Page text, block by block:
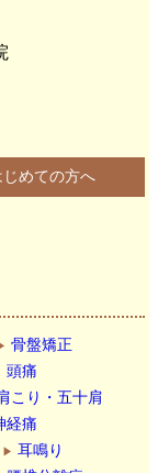
じめての方へ
骨盤矯正
頭痛
こり・五十肩
経痛
耳鳴り